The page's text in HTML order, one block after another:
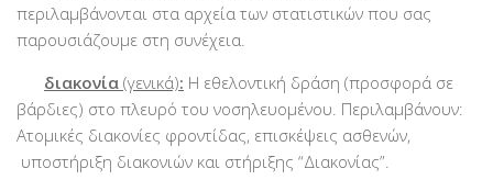
περιλαμβάνονται στα αρχεία των στατιστικών που σας
παρουσιάζουμε στη συνέχεια.
διακονία (γενικά): Η εθελοντική δράση (προσφορά σε
βάρδιες) στο πλευρό του νοσηλευομένου. Περιλαμβάνουν:
Ατομικές διακονίες φροντίδας, επισκέψεις ασθενών,
υποστήριξη διακονιών και στήριξης “Διακονίας”.